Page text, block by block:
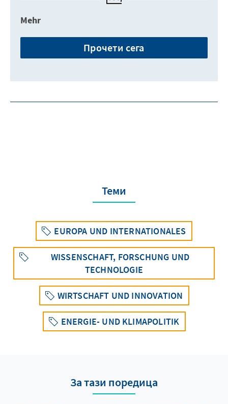
Mehr
Прочети сега
Теми
EUROPA UND INTERNATIONALES
WISSENSCHAFT, FORSCHUNG UND
TECHNOLOGIE
WIRTSCHAFT UND INNOVATION
ENERGIE- UND KLIMAPOLITIK
За тази поредица